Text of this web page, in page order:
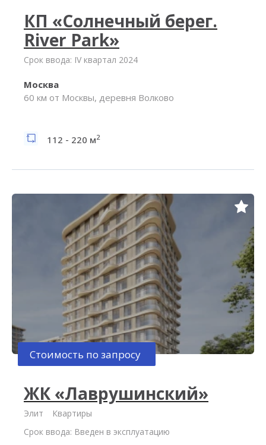
КП «Солнечный берег.
River Park»
Срок ввода: IV квартал 2024
Москва
60 км от Москвы, деревня Волково
112 - 220 м2
Стоимость по запросу
ЖК «Лаврушинский»
Элит
Квартиры
Срок ввода: Введен в эксплуатацию